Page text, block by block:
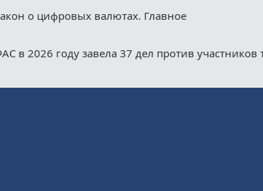
о цифровых валютах. Главное
в 2026 году завела 37 дел против